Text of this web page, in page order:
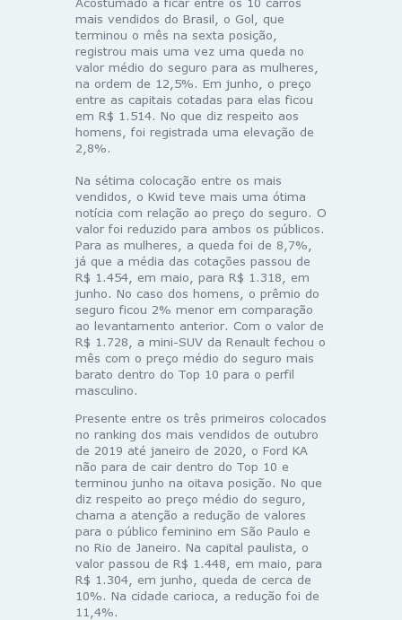
mais vendidos do Brasil, o Gol, que
terminou o mês na sexta posição,
registrou mais uma vez uma queda no
valor médio do seguro para as mulheres,
na ordem de 12,5%. Em junho, o preço
entre as capitais cotadas para elas ficou
em R$ 1.514. No que diz respeito aos
homens, foi registrada uma elevação de
2,8%.
Na sétima colocação entre os mais
vendidos, o Kwid teve mais uma ótima
notícia com relação ao preço do seguro. O
valor foi reduzido para ambos os públicos.
Para as mulheres, a queda foi de 8,7%,
já que a média das cotações passou de
R$ 1.454, em maio, para R$ 1.318, em
junho. No caso dos homens, o prêmio do
seguro ficou 2% menor em comparação
ao levantamento anterior. Com o valor de
R$ 1.728, a mini-SUV da Renault fechou o
mês com o preço médio do seguro mais
barato dentro do Top 10 para o perfil
masculino.
Presente entre os três primeiros colocados
no ranking dos mais vendidos de outubro
de 2019 até janeiro de 2020, o Ford KA
não para de cair dentro do Top 10 e
terminou junho na oitava posição. No que
diz respeito ao preço médio do seguro,
chama a atenção a redução de valores
para o público feminino em São Paulo e
no Rio de Janeiro. Na capital paulista, o
valor passou de R$ 1.448, em maio, para
R$ 1.304, em junho, queda de cerca de
10%. Na cidade carioca, a redução foi de
11,4%.